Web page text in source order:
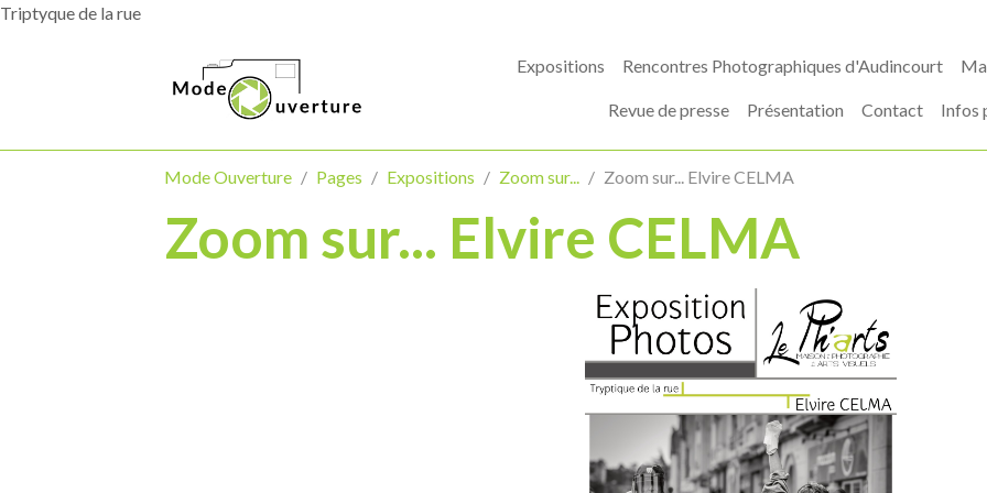
Triptyque de la rue
Expositions Rencontres Photographiques d'Audincourt
Revue de presse Présentation Contact Infos
Mode Ouverture Pages Expositions Zoom sur... Zoom sur... Elvire CELMA
Zoom sur... Elvire CELMA